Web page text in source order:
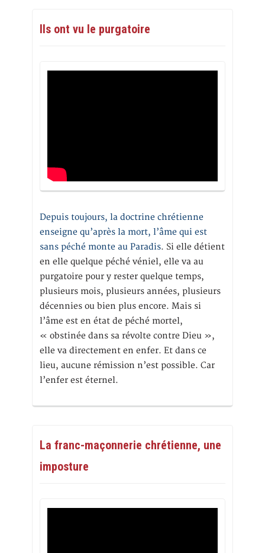
Ils ont vu le purgatoire
Depuis toujours, la doctrine chrétienne
enseigne qu’après la mort, l’âme qui est
sans péché monte au Paradis. Si elle détient
en elle quelque péché véniel, elle va au
purgatoire pour y rester quelque temps,
plusieurs mois, plusieurs années, plusieurs
décennies ou bien plus encore. Mais si
l’âme est en état de péché mortel,
« obstinée dans sa révolte contre Dieu »,
elle va directement en enfer. Et dans ce
lieu, aucune rémission n’est possible. Car
l’enfer est éternel.
La franc-maçonnerie chrétienne, une
imposture